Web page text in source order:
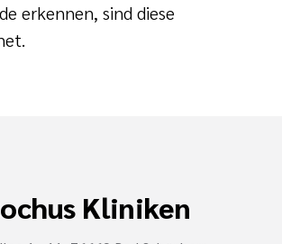
erkennen, sind diese
Kliniken